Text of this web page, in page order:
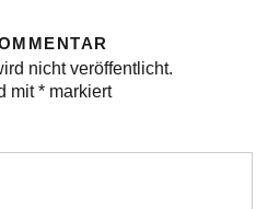
nicht veröffentlicht.
mit*markiert